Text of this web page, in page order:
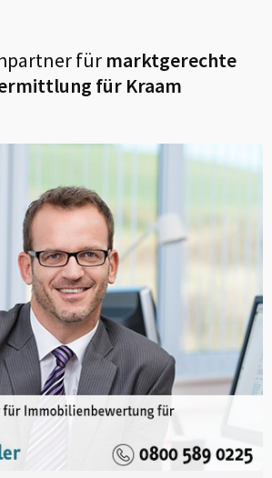
fürmarktgerechte
für Kraam